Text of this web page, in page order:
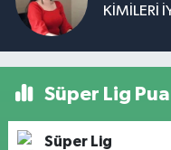
KİMİLERİ
Süper Lig
Süper Lig